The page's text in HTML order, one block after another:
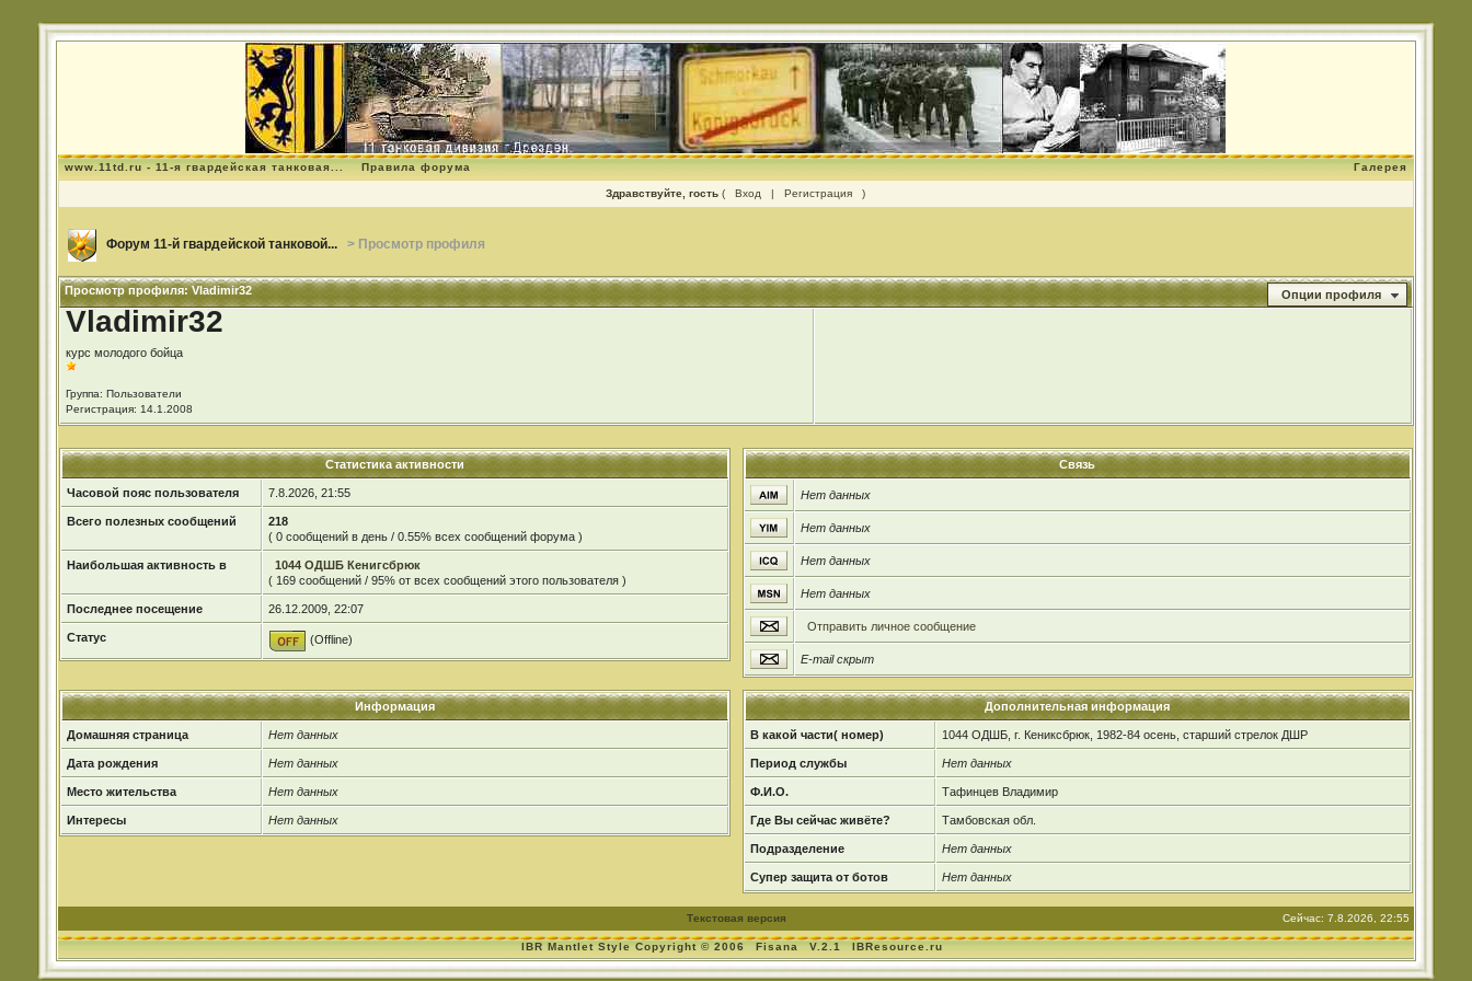
www.11td.ru - 11-я гвардейская танковая... Правила форума Галерея
Здравствуйте, гость ( Вход | Регистрация )
Форум 11-й гвардейской танковой... > Просмотр профиля
Опции профиля
Просмотр профиля: Vladimir32
Vladimir32
курс молодого бойца
Группа: Пользователи
Регистрация: 14.1.2008
Статистика активности
Часовой пояс пользователя 7.8.2026, 21:55
Всего полезных сообщений
218
( 0 сообщений в день / 0.55% всех сообщений форума )
Наибольшая активность в
1044 ОДШБ Кенигсбрюк
( 169 сообщений / 95% от всех сообщений этого пользователя )
Последнее посещение 26.12.2009, 22:07
Статус (Offline)
Связь
Нет данных
Нет данных
Нет данных
Нет данных
Отправить личное сообщение
E-mail скрыт
Информация
Домашняя страница Нет данных
Дата рождения Нет данных
Место жительства Нет данных
Интересы Нет данных
Дополнительная информация
В какой части( номер) 1044 ОДШБ, г. Кениксбрюк, 1982-84 осень, старший стрелок ДШР
Период службы Нет данных
Ф.И.О. Тафинцев Владимир
Где Вы сейчас живёте? Тамбовская обл.
Подразделение Нет данных
Супер защита от ботов Нет данных
Текстовая версия Сейчас: 7.8.2026, 22:55
IBR Mantlet Style Copyright © 2006 Fisana V.2.1 IBResource.ru